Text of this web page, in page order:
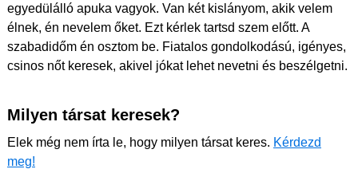
egyedülálló apuka vagyok. Van két kislányom, akik velem
élnek, én nevelem őket. Ezt kérlek tartsd szem előtt. A
szabadidőm én osztom be. Fiatalos gondolkodású, igényes,
csinos nőt keresek, akivel jókat lehet nevetni és beszélgetni.
Milyen társat keresek?
Elek még nem írta le, hogy milyen társat keres. Kérdezd
meg!